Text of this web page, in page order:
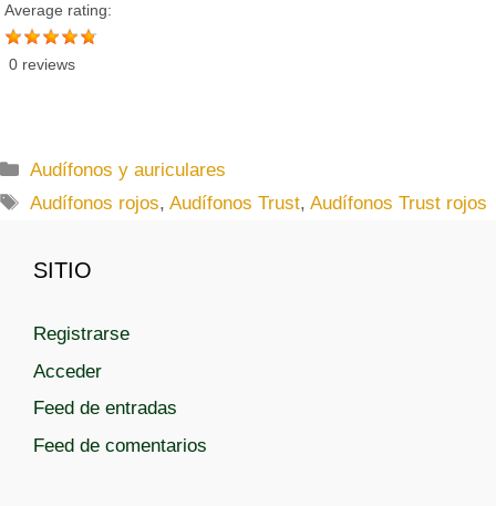
Average rating:
0 reviews
C
a
g
r
s
Audífonos y auriculares
E
q
e
Audífonos rojos,Audífonos Trust,Audífonos Trust rojos
SITIO
Registrarse
Acceder
Feed de entradas
Feed de comentarios